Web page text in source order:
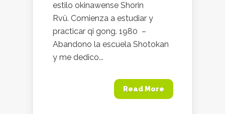
estilo okinawense Shorin
Rvü. Comienza a estudiar y
practicar qi gong. 1980 –
Abandono la escuela Shotokan
y me dedico...
Read More